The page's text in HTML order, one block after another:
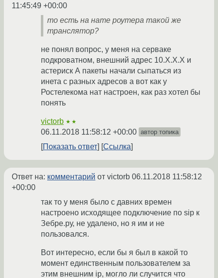
11:45:49 +00:00
то есть на нате роутера такой же
транслятор?
не понял вопрос, у меня на серваке
подкроватном, внешний адрес 10.X.X.X и
астериск А пакеты начали сыпаться из
инета с разных адресов а вот как у
Ростелекома нат настроен, как раз хотел бы
понять
victorb ★★
06.11.2018 11:58:12 +00:00 автор топика
Показать ответ Ссылка
Ответ на: комментарий от victorb 06.11.2018 11:58:12
+00:00
так то у меня было с давних времен
настроено исходящее подключение по sip к
Зебре.ру, не удалено, но я им и не
пользовался.
Вот интересно, если бы я был в какой то
момент единственным пользователем за
этим внешним ip, могло ли случится что